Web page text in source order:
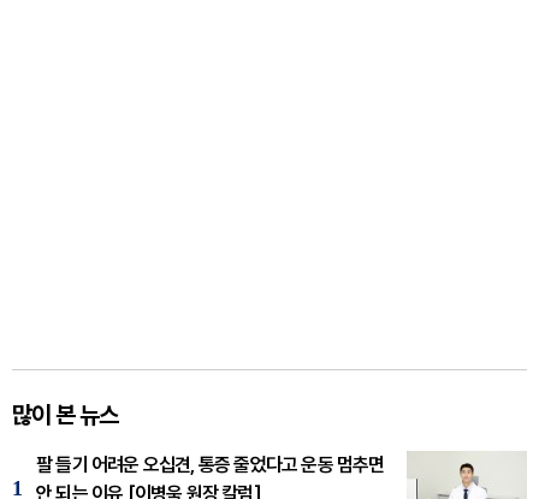
많이 본 뉴스
1
팔 들기 어려운 오십견, 통증 줄었다고 운동 멈추면
안 되는 이유 [이병욱 원장 칼럼]